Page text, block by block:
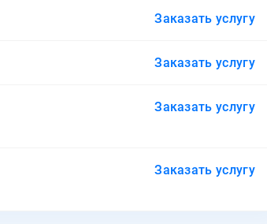
Заказать услугу
Заказать услугу
Заказать услугу
Заказать услугу